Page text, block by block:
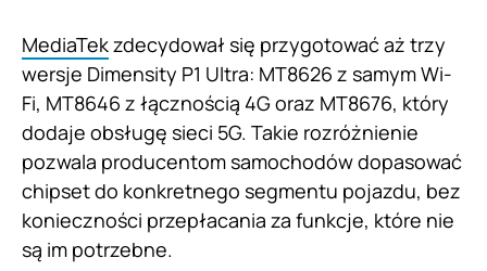
MediaTekzdecydował się przygotować aż trzy
wersje Dimensity P1 Ultra: MT8626 z samym Wi-
Fi, MT8646 z łącznością 4G oraz MT8676, który
dodaje obsługę sieci 5G. Takie rozróżnienie
pozwala producentom samochodów dopasować
chipset do konkretnego segmentu pojazdu, bez
konieczności przepłacania za funkcje, które nie
są im potrzebne.